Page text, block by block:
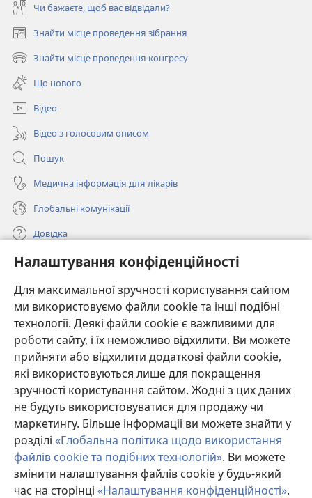
Налаштування конфіденційності
Для максимальної зручності користування сайтом
ми використовуємо файли cookie та інші подібні
технології. Деякі файли cookie є важливими для
роботи сайту, і їх неможливо відхилити. Ви можете
прийняти або відхилити додаткові файли cookie,
які використовуються лише для покращення
зручності користування сайтом. Жодні з цих даних
не будуть використовуватися для продажу чи
маркетингу. Більше інформації ви можете знайти у
розділі «Глобальна політика щодо використання
файлів cookie та подібних технологій». Ви можете
змінити налаштування файлів cookie у будь-який
час на сторінці «Налаштування конфіденційності».
Чи бажаєте, щоб вас відвідали?
Знайти місце проведення зібрання
(відкривається
у
новому
вікні)
Знайти місце проведення конгресу
(відкривається
новому
вікні)
Що нового
Відео
Відео з голосовим описом
Пошук
Медична інформація для лікарів
Глобальні комунікації
Довідка
Пожертви
(відкривається
у
вікні)
ОНЛАЙН-БІБЛІОТЕКА Товариства «Вартова башта»™
(відкривається
у
новому
вікні)
JW Hub ®
(відкривається
у
новомуJW Library
Watchtower Library
Copyright© 2026 Watch Tower Bible and Tract Society of Pennsylvania.
УМОВИ ВИКОРИСТАННЯ|ПОЛІТИКА КОНФІДЕНЦІЙНОСТІ